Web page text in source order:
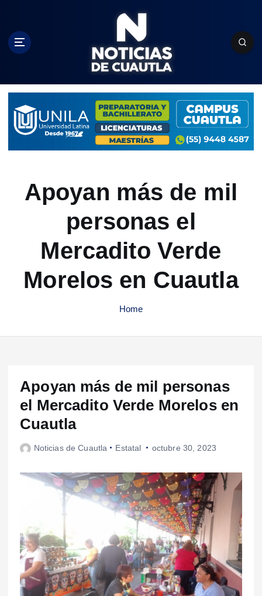
c
Apoyan más de mil
personas el
Mercadito Verde
Morelos en Cuautla
Home
Apoyan más de mil personas
el Mercadito Verde Morelos en
Cuautla
Noticias de Cuautla Estatal octubre 30, 2023